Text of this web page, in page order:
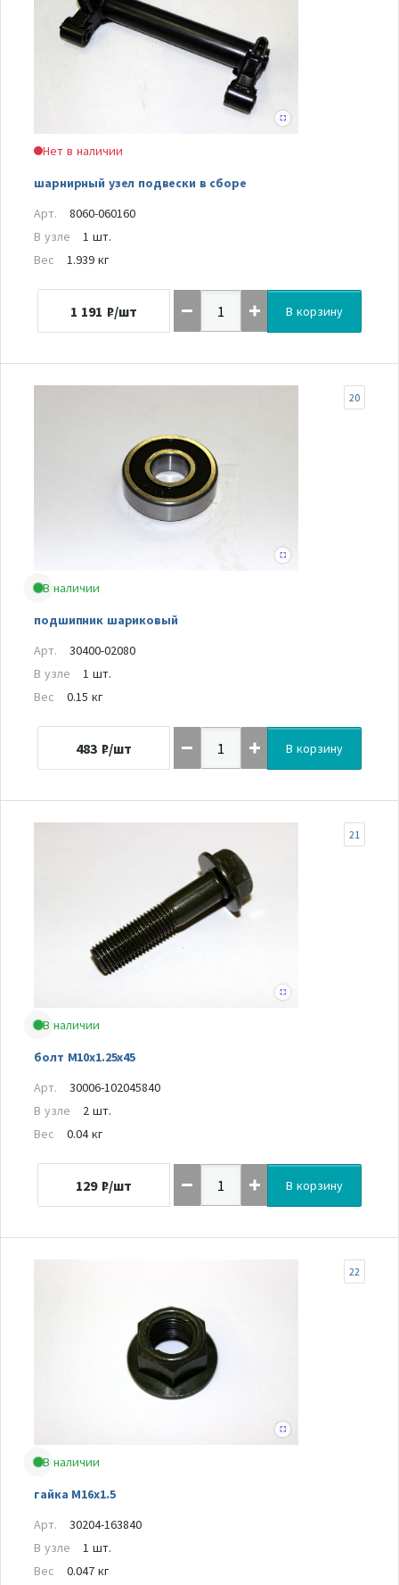
Нет в наличии
шарнирный узел подвески в сборе
Арт.
8060-060160
В узле
1 шт.
Вес
1.939 кг
1 191 ₽/шт В корзину
В наличии
подшипник шариковый
20
Арт.
30400-02080
В узле
1 шт.
Вес
0.15 кг
483 ₽/шт В корзину
В наличии
болт M10x1.25x45
21
Арт.
30006-102045840
В узле
2 шт.
Вес
0.04 кг
129 ₽/шт В корзину
В наличии
гайка M16x1.5
22
Арт.
30204-163840
В узле
1 шт.
Вес
0.047 кг